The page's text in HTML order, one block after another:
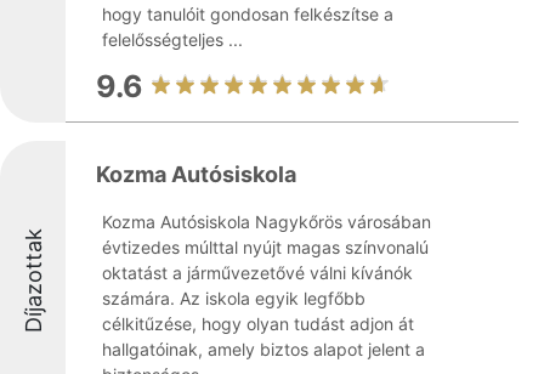
hogy tanulóit gondosan felkészítse a
felelősségteljes ...
9.6
Díjazottak
Kozma Autósiskola
Kozma Autósiskola Nagykőrös városában
évtizedes múlttal nyújt magas színvonalú
oktatást a járművezetővé válni kívánók
számára. Az iskola egyik legfőbb
célkitűzése, hogy olyan tudást adjon át
hallgatóinak, amely biztos alapot jelent a